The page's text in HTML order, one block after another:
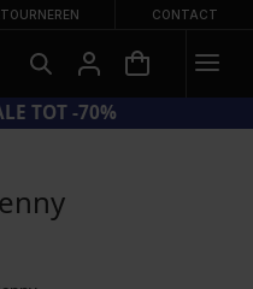
CONTACT
TOT -70%